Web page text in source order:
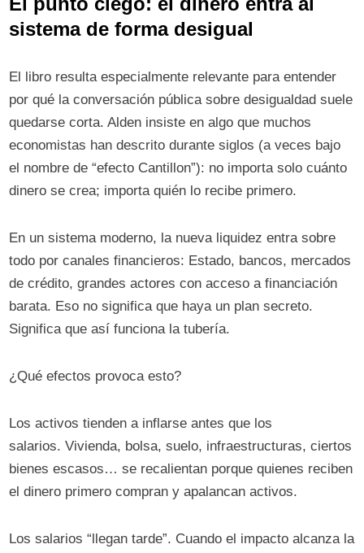
sistema de forma desigual
El libro resulta especialmente relevante para entender
por qué la conversación pública sobre desigualdad suele
quedarse corta. Alden insiste en algo que muchos
economistas han descrito durante siglos (a veces bajo
el nombre de “efecto Cantillon”): no importa solo cuánto
dinero se crea; importa quién lo recibe primero.
En un sistema moderno, la nueva liquidez entra sobre
todo por canales financieros: Estado, bancos, mercados
de crédito, grandes actores con acceso a financiación
barata. Eso no significa que haya un plan secreto.
Significa que así funciona la tubería.
¿Qué efectos provoca esto?
Los activos tienden a inflarse antes que los
salarios. Vivienda, bolsa, suelo, infraestructuras, ciertos
bienes escasos… se recalientan porque quienes reciben
el dinero primero compran y apalancan activos.
Los salarios “llegan tarde”. Cuando el impacto alcanza la